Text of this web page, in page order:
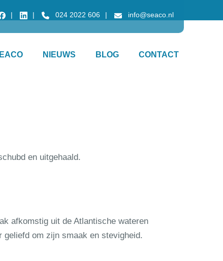
024 2022 606 info@seaco.nl
NIEUWS BLOG CONTACT
en uitgehaald.
afkomstig uit de Atlantische wateren
geliefd om zijn smaak en stevigheid.